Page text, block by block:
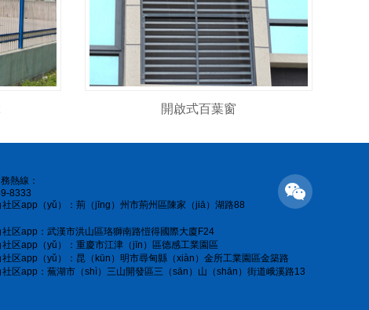
開啟式百葉窗
熱線：
8333
社区app（yǔ）：荊（jīng）州市荊州區陳家（jiā）湖路88
社区app：武漢市洪山區珞獅南路愷得國際大廈F24
社区app（yǔ）：重慶市江津（jīn）區德感工業園區
社区app（yǔ）：昆（kūn）明市尋甸縣（xiàn）金所工業園區金築路
社区app：蕪湖市（shì）三山開發區三（sān）山（shān）街道峨溪路13